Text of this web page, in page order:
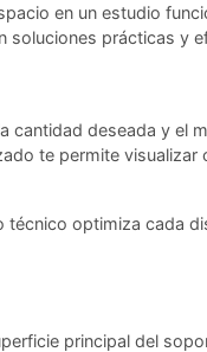
en un estudio
soluciones prácticas y
cantidad deseada y el
te permite visualizar
optimiza cada
principal del